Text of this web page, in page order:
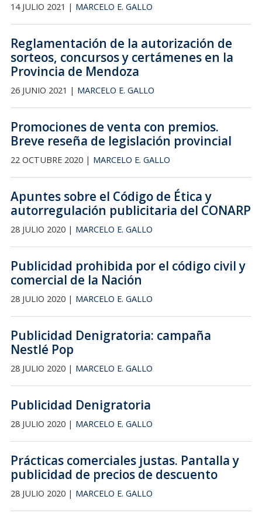
14 JULIO 2021 | MARCELO E. GALLO
Reglamentación de la autorización de
sorteos, concursos y certámenes en la
Provincia de Mendoza
26 JUNIO 2021 | MARCELO E. GALLO
Promociones de venta con premios.
Breve reseña de legislación provincial
22 OCTUBRE 2020 | MARCELO E. GALLO
Apuntes sobre el Código de Ética y
autorregulación publicitaria del CONARP
28 JULIO 2020 | MARCELO E. GALLO
Publicidad prohibida por el código civil y
comercial de la Nación
28 JULIO 2020 | MARCELO E. GALLO
Publicidad Denigratoria: campaña
Nestlé Pop
28 JULIO 2020 | MARCELO E. GALLO
Publicidad Denigratoria
28 JULIO 2020 | MARCELO E. GALLO
Prácticas comerciales justas. Pantalla y
publicidad de precios de descuento
28 JULIO 2020 | MARCELO E. GALLO